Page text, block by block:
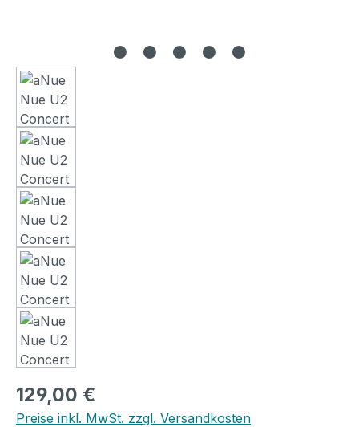
Regulärer Preis:
129,00 €
Preise inkl. MwSt. zzgl. Versandkosten